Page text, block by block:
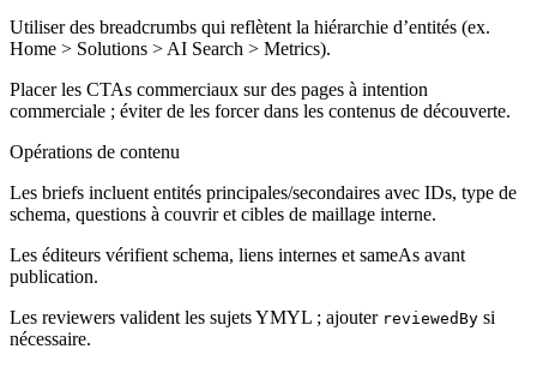
Utiliser des breadcrumbs qui reflètent la hiérarchie d’entités (ex.
Home > Solutions > AI Search > Metrics).
Placer les CTAs commerciaux sur des pages à intention
commerciale ; éviter de les forcer dans les contenus de découverte.
Opérations de contenu
Les briefs incluent entités principales/secondaires avec IDs, type de
schema, questions à couvrir et cibles de maillage interne.
Les éditeurs vérifient schema, liens internes et sameAs avant
publication.
Les reviewers valident les sujets YMYL ; ajouter reviewedBy si
nécessaire.